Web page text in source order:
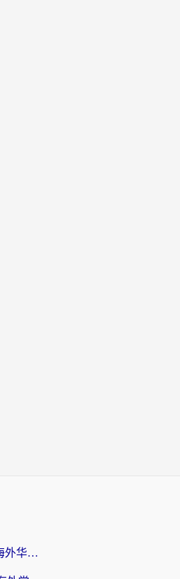
Mac翻墙回国免费？2026海外华人亲测：从CCTV5直播到国内APP，这样选加速器才靠谱